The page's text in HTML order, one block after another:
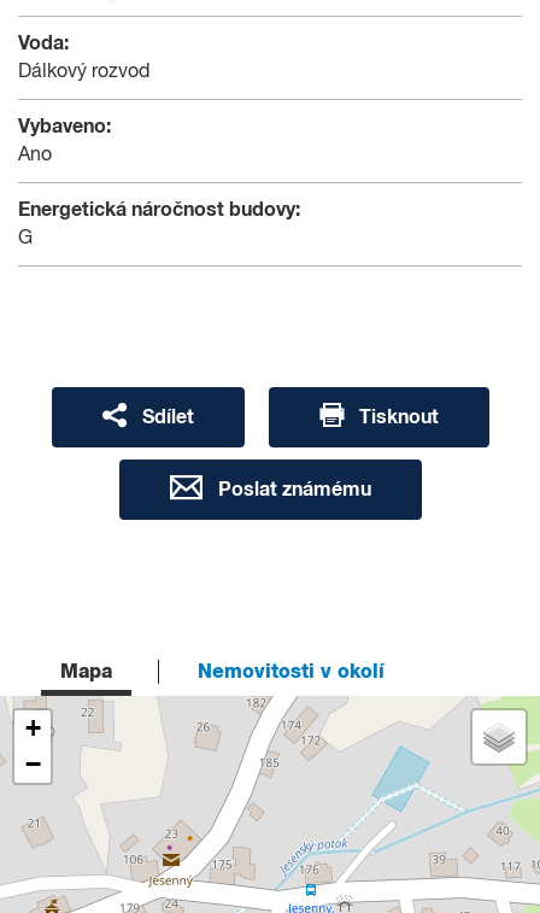
Voda:
Dálkový rozvod
Vybaveno:
Ano
Energetická náročnost budovy:
G
Sdílet Tisknout
Poslat známému
Mapa Nemovitosti v okolí
+
−